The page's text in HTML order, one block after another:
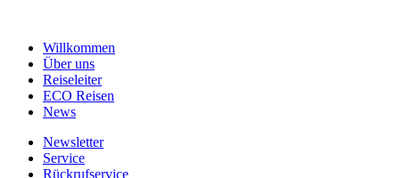
Willkommen
Über uns
Reiseleiter
ECO Reisen
News
Newsletter
Service
Rückrufservice